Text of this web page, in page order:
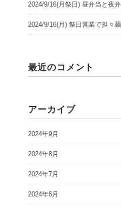
2024/9/16(月祭日) 昼弁当と夜
2024/9/16(月) 祭日営業で担々
最近のコメント
アーカイブ
2024年9月
2024年8月
2024年7月
2024年6月